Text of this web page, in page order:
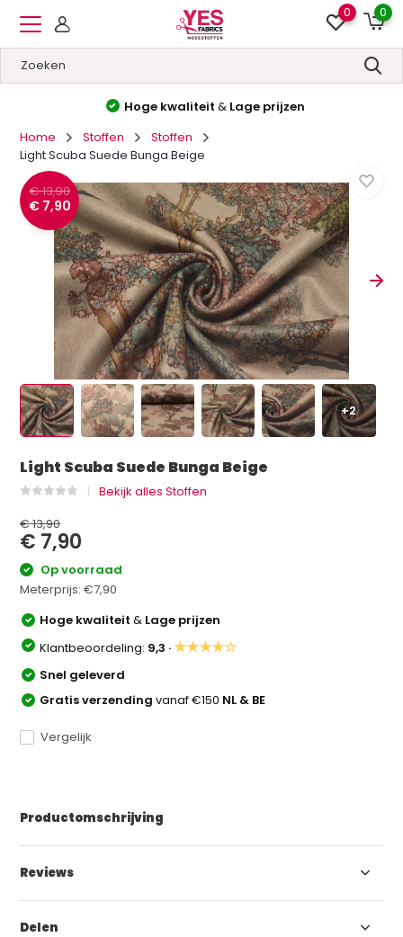
0 0
Hoge kwaliteit&Lage prijzen
Home
Stoffen
Stoffen
Light Scuba Suede Bunga Beige
€ 13,90
€ 7,90
+2
Light Scuba Suede Bunga Beige
Bekijk alles Stoffen
€ 13,90
€ 7,90
Op voorraad
Meterprijs:€7,90
Hoge kwaliteit& Lage prijzen
Klantbeoordeling: 9,3 ·★★★★☆
Snel geleverd
Gratis verzendingvanaf €150 NL & BE
Vergelijk
Productomschrijving
Reviews
Delen